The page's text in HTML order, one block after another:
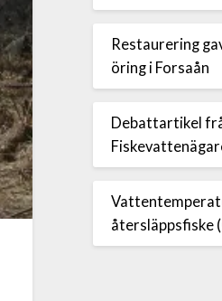
Restaurering
öring i Forsaån
Debattartikel
återsläppsfiske